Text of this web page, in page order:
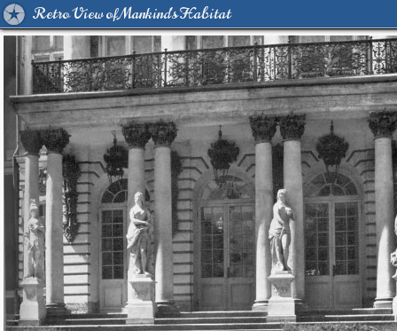
Retro View of Mankind's Habitat